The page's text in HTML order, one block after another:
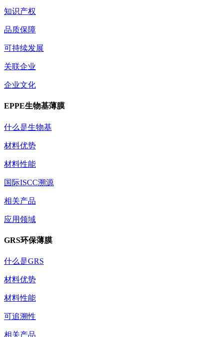
知识产权
品质保障
可持续发展
关联企业
企业文化
EPPE生物基薄膜
什么是生物基
材料优势
材料性能
国际ISCC溯源
相关产品
应用领域
GRS环保薄膜
什么是GRS
材料优势
材料性能
可追溯性
相关产品